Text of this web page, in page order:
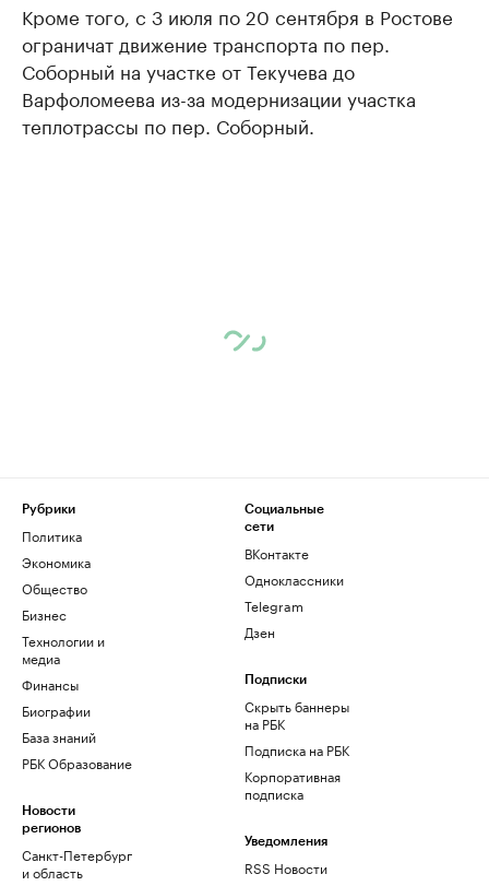
Кроме того, с 3 июля по 20 сентября в Ростове
ограничат движение транспорта по пер.
Соборный на участке от Текучева до
Варфоломеева из-за модернизации участка
теплотрассы по пер. Соборный.
Рубрики
Политика
Экономика
Общество
Бизнес
Технологии и
медиа
Финансы
Биографии
База знаний
РБК Образование
Новости
регионов
Санкт-Петербург
и область
Социальные
сети
ВКонтакте
Одноклассники
Telegram
Дзен
Подписки
Скрыть баннеры
на РБК
Подписка на РБК
Корпоративная
подписка
Уведомления
RSS Новости